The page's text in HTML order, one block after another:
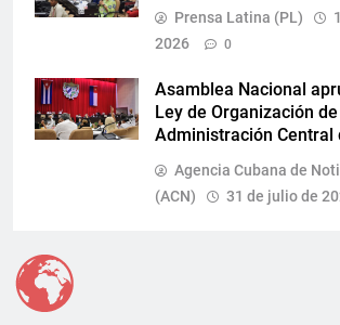
Prensa Latina (PL)
2026
0
Asamblea Nacional
Ley de Organización
Administración Central
Agencia Cubana de
(ACN)
31 de julio de